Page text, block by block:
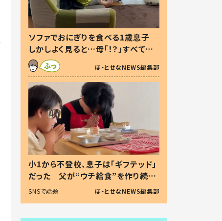
ソファでおにぎりを食べる1歳息子
しかしよく見ると…母「！？」すべてを
察した母の投稿に「可愛いから許
す！」「現行犯〜」
ほ・とせなNEWS編集部
小1から不登校、息子は「ギフテッド」
だった 父が“ウチ給食”を作り続け
る理由とは #令和の親 #令和の子
SNSで話題 ほ・とせなNEWS編集部